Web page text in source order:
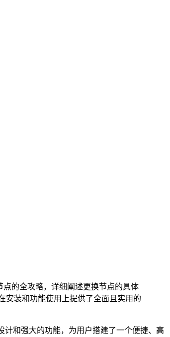
的全攻略，详细阐述更换节点的具体
安装和功能使用上提供了全面且实用的
计和强大的功能，为用户搭建了一个便捷、高